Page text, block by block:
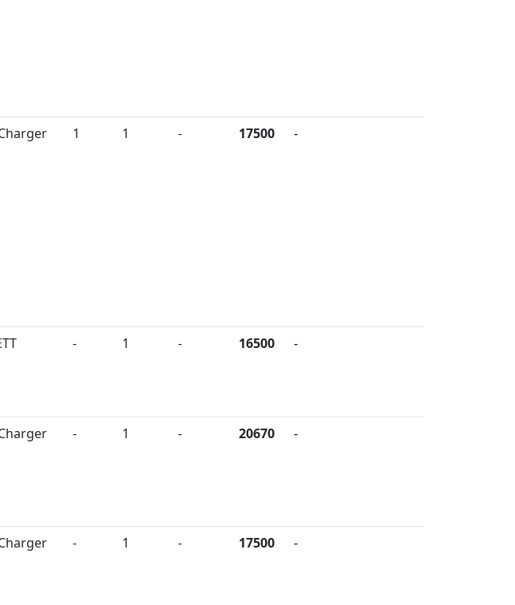
1 1 - 17500 -
- 1 - 16500 -
- 1 - 20670 -
- 1 - 17500 -